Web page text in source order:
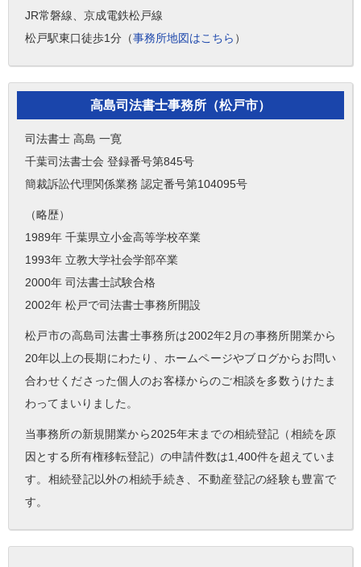
JR常磐線、京成電鉄松戸線
松戸駅東口徒歩1分（事務所地図はこちら ）
高島司法書士事務所（松戸市）
司法書士 高島 一寛
千葉司法書士会 登録番号第845号
簡裁訴訟代理関係業務 認定番号第104095号
（略歴）
1989年 千葉県立小金高等学校卒業
1993年 立教大学社会学部卒業
2000年 司法書士試験合格
2002年 松戸で司法書士事務所開設
松戸市の高島司法書士事務所は2002年2月の事務所開業から
20年以上の長期にわたり、ホームページやブログからお問い
合わせくださった個人のお客様からのご相談を多数うけたま
わってまいりました。
当事務所の新規開業から2025年末までの相続登記（相続を原
因とする所有権移転登記）の申請件数は1,400件を超えていま
す。相続登記以外の相続手続き、不動産登記の経験も豊富で
す。